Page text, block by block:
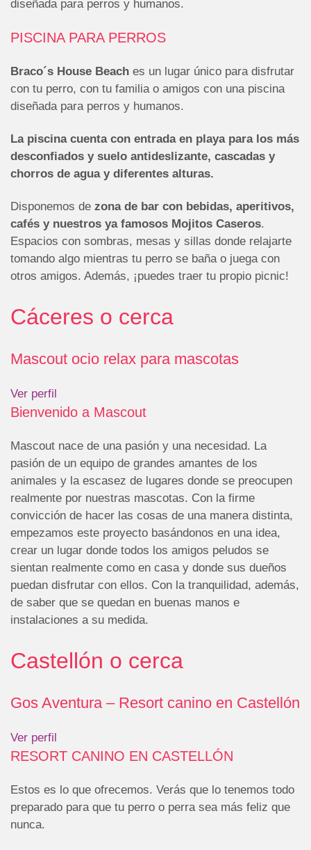
diseñada para perros y humanos.
PISCINA PARA PERROS
Braco´s House Beach es un lugar único para disfrutar
con tu perro, con tu familia o amigos con una piscina
diseñada para perros y humanos.
La piscina cuenta con entrada en playa para los más
desconfiados y suelo antideslizante, cascadas y
chorros de agua y diferentes alturas.
Disponemos de zona de bar con bebidas, aperitivos,
cafés y nuestros ya famosos Mojitos Caseros.
Espacios con sombras, mesas y sillas donde relajarte
tomando algo mientras tu perro se baña o juega con
otros amigos. Además, ¡puedes traer tu propio picnic!
Cáceres o cerca
Mascout ocio relax para mascotas
Ver perfil
Bienvenido a Mascout
Mascout nace de una pasión y una necesidad. La
pasión de un equipo de grandes amantes de los
animales y la escasez de lugares donde se preocupen
realmente por nuestras mascotas. Con la firme
convicción de hacer las cosas de una manera distinta,
empezamos este proyecto basándonos en una idea,
crear un lugar donde todos los amigos peludos se
sientan realmente como en casa y donde sus dueños
puedan disfrutar con ellos. Con la tranquilidad, además,
de saber que se quedan en buenas manos e
instalaciones a su medida.
Castellón o cerca
Gos Aventura – Resort canino en Castellón
Ver perfil
RESORT CANINO EN CASTELLÓN
Estos es lo que ofrecemos. Verás que lo tenemos todo
preparado para que tu perro o perra sea más feliz que
nunca.